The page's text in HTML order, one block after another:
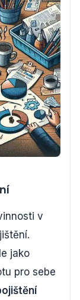
v
jako
pro sebe